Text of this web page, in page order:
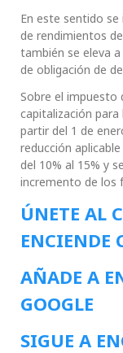
En este sentido
de rendimientos
también se eleva
de obligación de
Sobre el impuesto
capitalización
partir del 1 de
reducción
del 10% al 15% y
incremento de los
ÚNETE AL
ENCIENDE
AÑADE A
GOOGLE
SIGUE A